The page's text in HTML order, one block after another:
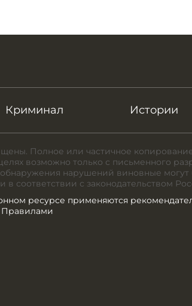
Криминал Истории
Полное или частичное
возможно только с письменного
обнаружения нарушений виновные
в соответствии с законодательством
ресурсе применяются
Правилами